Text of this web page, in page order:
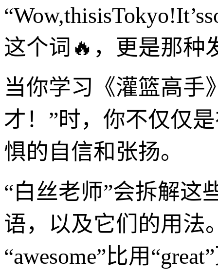
这个词🔥，更是那种
当你学习《灌篮高手
才！”时，你不仅仅
惧的自信和张扬。
“白丝老师”会拆解这
语，以及它们的用法
“awesome”比用